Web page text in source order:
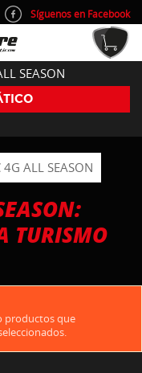
SEASON
TURISMO
productos que
Síguenos en Facebook
info@blacktire.es
L/V 9:00-14:00 y 15:00-19:00